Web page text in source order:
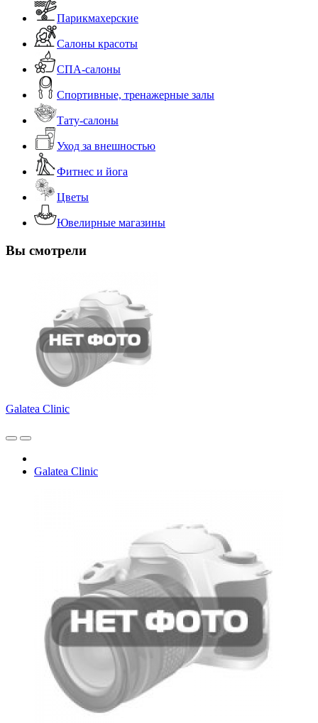
Парикмахерские
Салоны красоты
СПА-салоны
Спортивные, тренажерные залы
Тату-салоны
Уход за внешностью
Фитнес и йога
Цветы
Ювелирные магазины
Вы смотрели
Galatea Clinic
Galatea Clinic